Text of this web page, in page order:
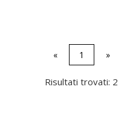
« 1 »
Risultati trovati: 2